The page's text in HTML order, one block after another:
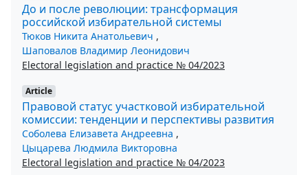
До и после революции: трансформация
российской избирательной системы
Тюков Никита Анатольевич ,
Шаповалов Владимир Леонидович
Electoral legislation and practice № 04/2023
Article
Правовой статус участковой избирательной
комиссии: тенденции и перспективы развития
Соболева Елизавета Андреевна ,
Цыцарева Людмила Викторовна
Electoral legislation and practice № 04/2023